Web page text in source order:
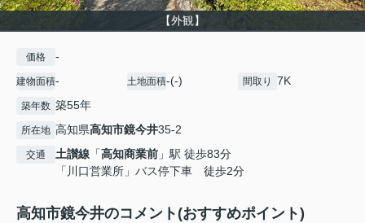
【外観】
価格 -
建物面積- 土地面積-(-) 間取り 7K
築年数 築55年
所在地 高知県高知市鏡今井35-2
交通 土讃線 「高知商業前 」駅 徒歩83分
「川口営業所」バス停下車 徒歩2分
高知市鏡今井のコメント(おすすめポイント)